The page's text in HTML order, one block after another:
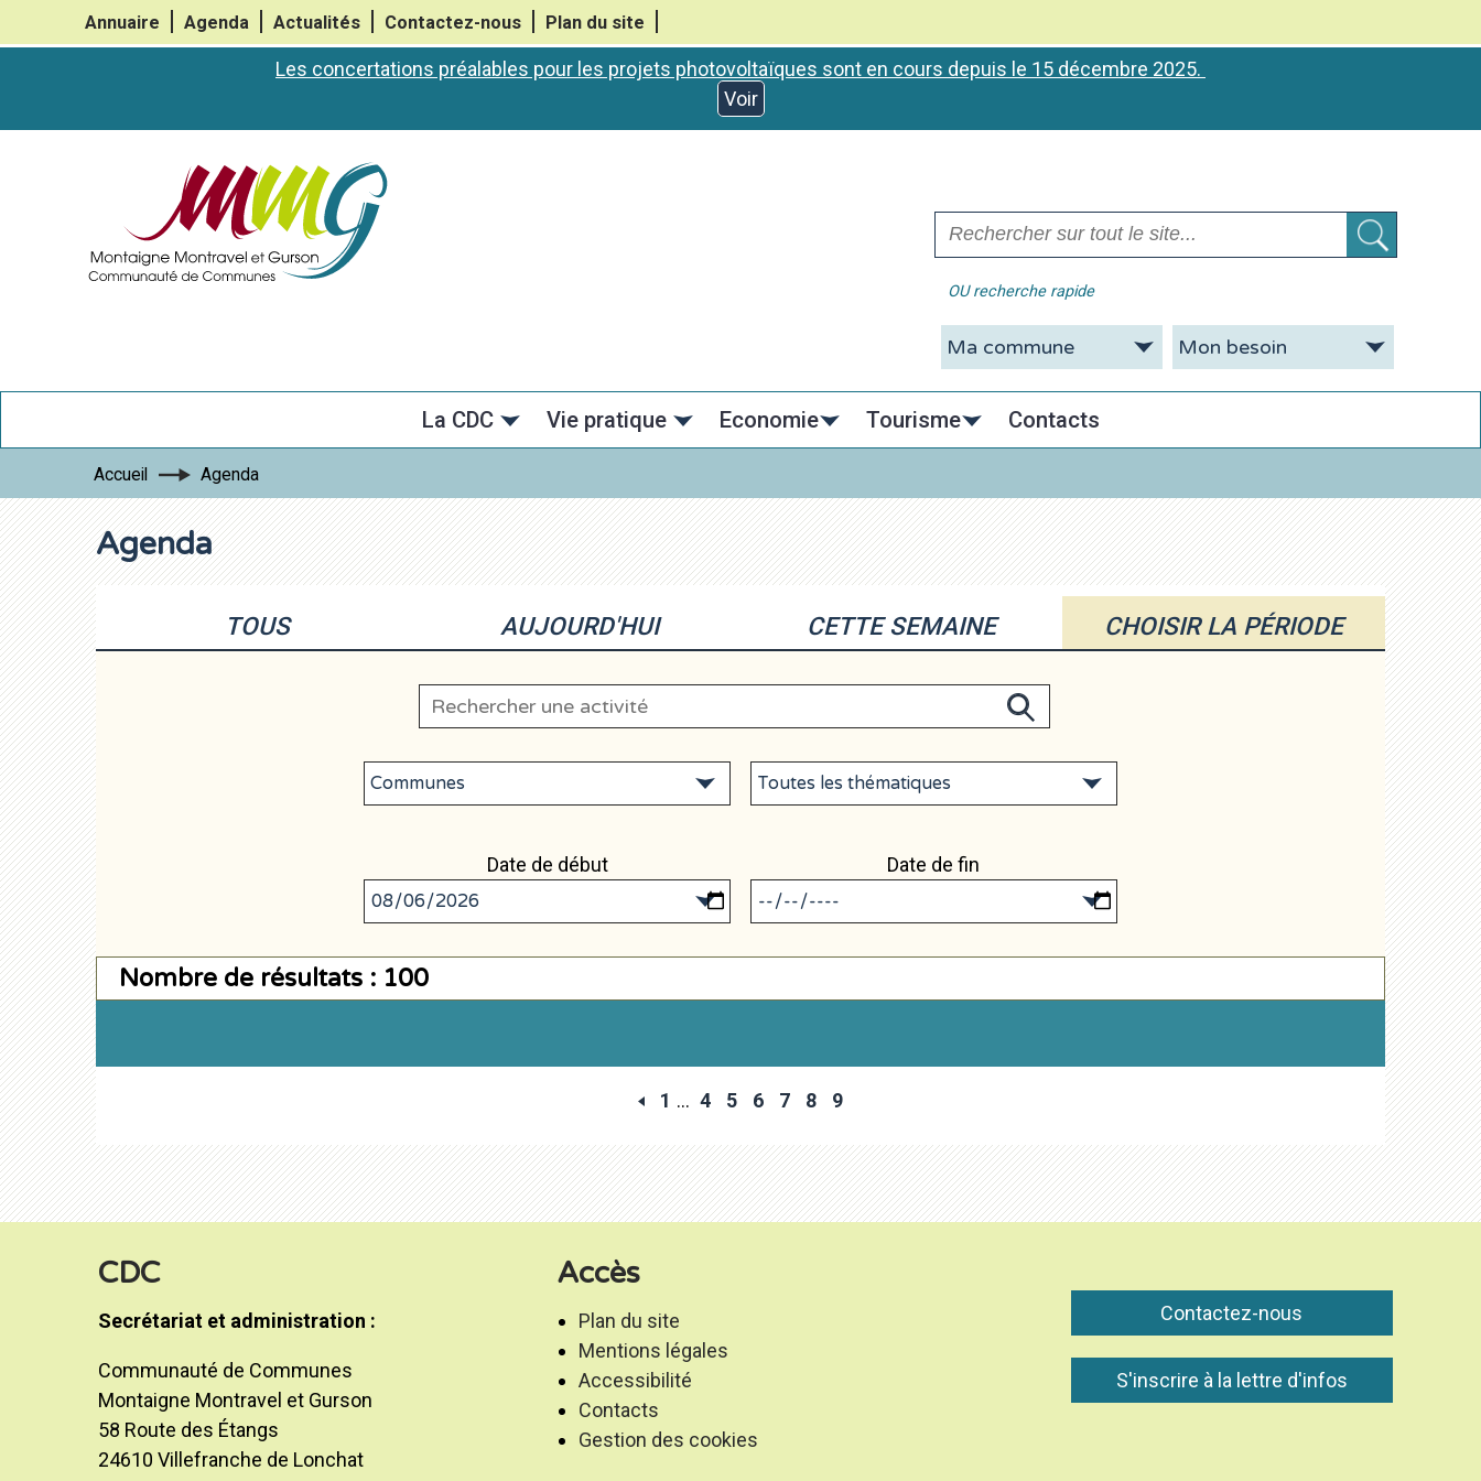
Annuaire Agenda Actualités Contactez-nous Plan du site
Les concertations préalables pour les projets photovoltaïques sont en cours depuis le 15 décembre 2025.
Voir
OU recherche rapide
La CDC Vie pratique Economie Tourisme Contacts
Accueil Agenda
Agenda
TOUS AUJOURD'HUI CETTE SEMAINE CHOISIR LA PÉRIODE
Date de début Date de fin
Nombre de résultats : 100
1 ... 4 5 6 7 8 9
CDC
Secrétariat et administration :
Communauté de Communes
Montaigne Montravel et Gurson
58 Route des Étangs
24610 Villefranche de Lonchat
Accès
Plan du site
Mentions légales
Accessibilité
Contacts
Gestion des cookies
Contactez-nous
S'inscrire à la lettre d'infos